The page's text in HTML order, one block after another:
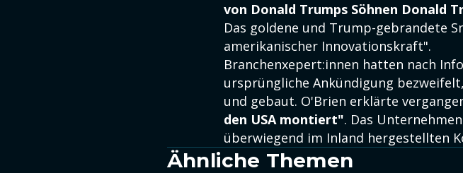
von Donald Trumps Söhnen Donald
Das goldene und Trump-gebrandete
amerikanischer Innovationskraft".
Branchenxepert:innen hatten nach
ursprüngliche Ankündigung
und gebaut. O'Brien erklärte
den USA montiert". Das
überwiegend im Inland hergestellten
Ähnliche Themen